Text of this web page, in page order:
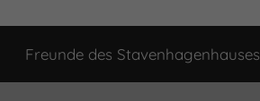
Freunde des Stavenhagenhauses